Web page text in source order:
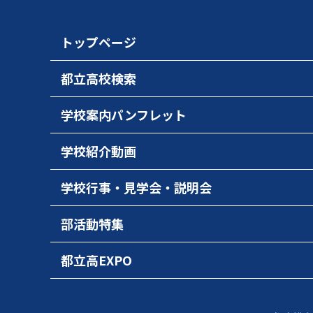
トップページ
都立高校検索
学校案内パンフレット
学校紹介動画
学校行事・見学会・説明会
部活動特集
都立高EXPO